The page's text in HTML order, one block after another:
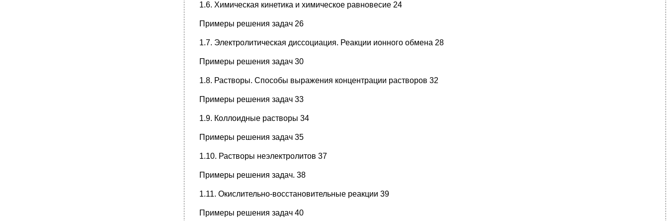
1.6. Химическая кинетика и химическое равновесие 24
Примеры решения задач 26
1.7. Электролитическая диссоциация. Реакции ионного обмена 28
Примеры решения задач 30
1.8. Растворы. Способы выражения концентрации растворов 32
Примеры решения задач 33
1.9. Коллоидные растворы 34
Примеры решения задач 35
1.10. Растворы неэлектролитов 37
Примеры решения задач. 38
1.11. Окислительно-восстановительные реакции 39
Примеры решения задач 40